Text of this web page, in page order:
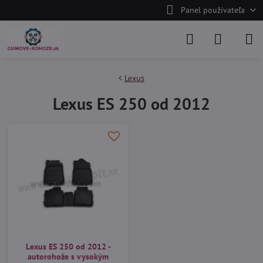
Panel používateľa
Lexus
Lexus ES 250 od 2012
Lexus ES 250 od 2012 -
autorohože s vysokým